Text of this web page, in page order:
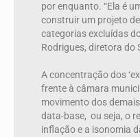
por enquanto. “Ela é
construir um projeto
categorias excluídas
Rodrigues, diretora do
A concentração dos
frente à câmara
movimento dos
data-base, ou seja, o
inflação e a isonomia